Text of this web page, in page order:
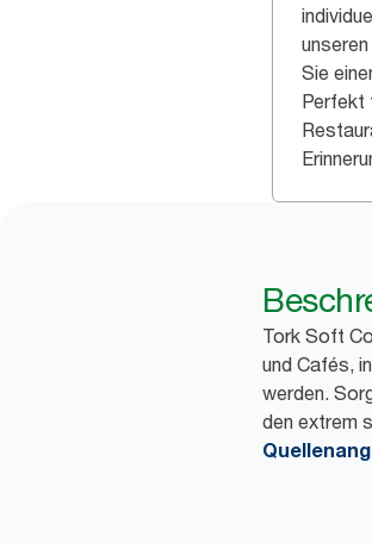
Sie
Perfekt
Tork Soft
und Cafés,
werden.
den extrem